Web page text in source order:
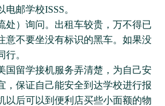
邮学校ISSS。
）询问。出租车较贵，万不得已
意不要坐没有标识的黑车。如果没
。
留学接机服务弄清楚，为自己安
，保证自己能安全到达学校进行报
以后可以到便利店买些小面额的物